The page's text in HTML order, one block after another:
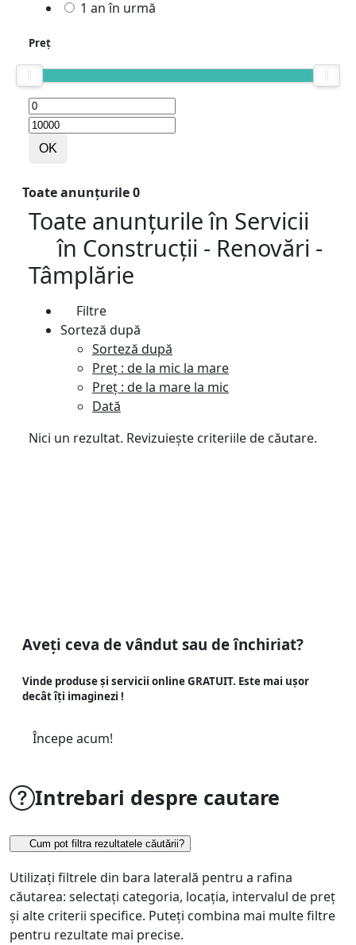
1 an în urmă
Preț
OK
Toate anunțurile0
Toate anunțurileîn Servicii
în Construcții - Renovări -
Tâmplărie
Filtre
Sorteză după
Sorteză după
Preț : de la mic la mare
Preț : de la mare la mic
Dată
Nici un rezultat. Revizuiește criteriile de căutare.
Aveți ceva de vândut sau de închiriat?
Vinde produse și servicii online GRATUIT. Este mai ușor
decât îți imaginezi !
Începe acum!
Intrebari despre cautare
Cum pot filtra rezultatele căutării?
Utilizați filtrele din bara laterală pentru a rafina
căutarea: selectați categoria, locația, intervalul de preț
și alte criterii specifice. Puteți combina mai multe filtre
pentru rezultate mai precise.